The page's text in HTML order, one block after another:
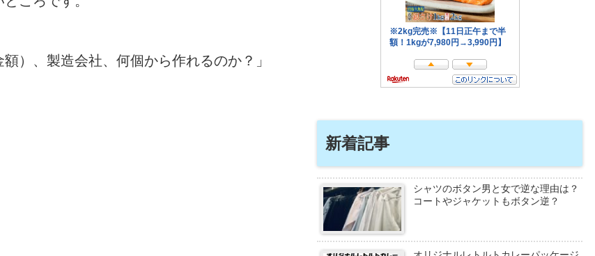
）、製造会社、何個から作れるのか？」
新着記事
シャツのボタン男と女で逆な理由は？
コートやジャケットもボタン逆？